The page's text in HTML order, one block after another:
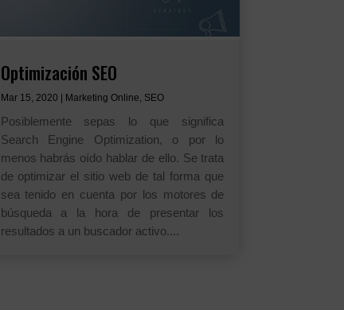
Optimización SEO
Mar 15, 2020 | Marketing Online, SEO
Posiblemente sepas lo que significa
Search Engine Optimization, o por lo
menos habrás oído hablar de ello. Se trata
de optimizar el sitio web de tal forma que
sea tenido en cuenta por los motores de
búsqueda a la hora de presentar los
resultados a un buscador activo....